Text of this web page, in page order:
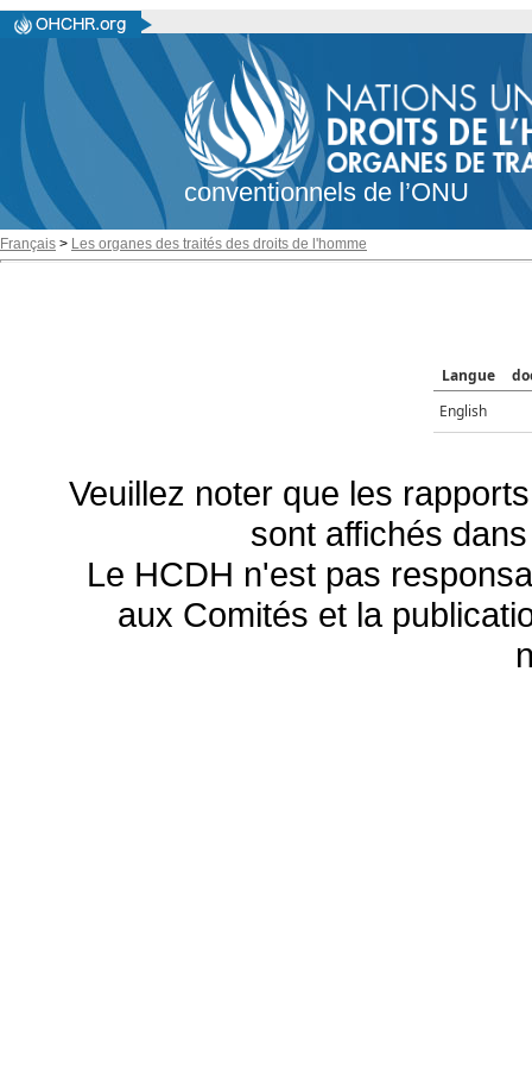
conventionnels de l’ONU
Français > Les organes des traités des droits de l'homme
Langue
English
Veuillez noter que les
sont affichés
Le HCDH n'est pas
aux Comités et la